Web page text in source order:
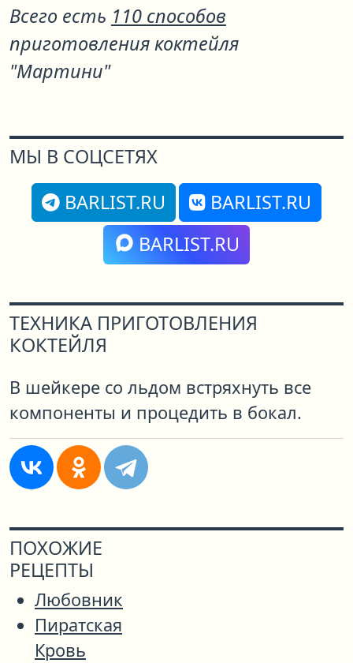
Всего есть 110 способов
приготовления коктейля
"Мартини"
МЫ В СОЦСЕТЯХ
BARLIST.RU
BARLIST.RU
BARLIST.RU
ТЕХНИКА ПРИГОТОВЛЕНИЯ
КОКТЕЙЛЯ
В шейкере со льдом встряхнуть все
компоненты и процедить в бокал.
ПОХОЖИЕ
РЕЦЕПТЫ
Любовник
Пиратская
Кровь